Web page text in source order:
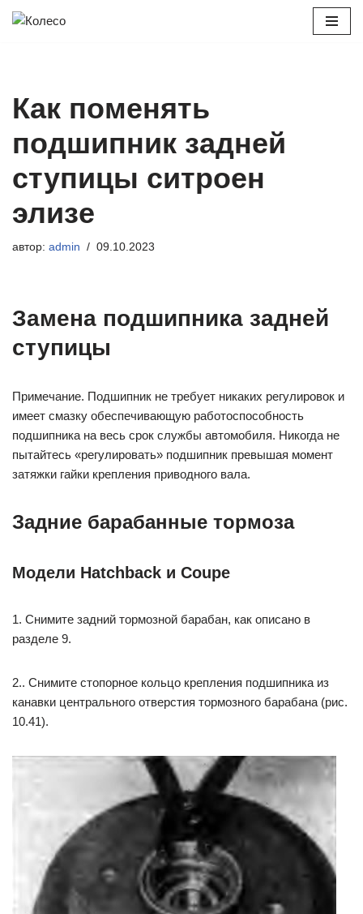
Как поменять
подшипник задней
ступицы ситроен
элизе
автор: admin 09.10.2023
Замена подшипника задней
ступицы
Примечание. Подшипник не требует никаких регулировок и
имеет смазку обеспечивающую работоспособность
подшипника на весь срок службы автомобиля. Никогда не
пытайтесь «регулировать» подшипник превышая момент
затяжки гайки крепления приводного вала.
Задние барабанные тормоза
Модели Hatchback и Coupe
1. Снимите задний тормозной барабан, как описано в
разделе 9.
2.. Снимите стопорное кольцо крепления подшипника из
канавки центрального отверстия тормозного барабана (рис.
10.41).